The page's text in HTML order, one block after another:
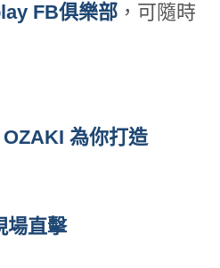
FB俱樂部，可隨時
為你打造
場直擊